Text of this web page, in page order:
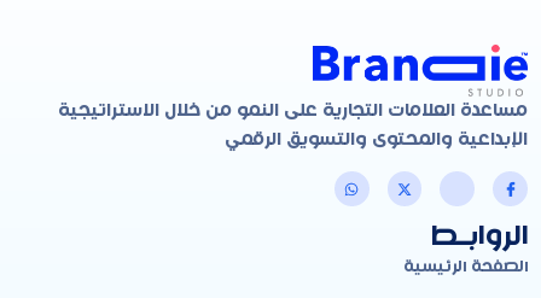
مساعدة العلامات التجارية على النمو من خلال الاستراتيجية
الإبداعية والمحتوى والتسويق الرقمي
الروابـط
الصفحة الرئيسية